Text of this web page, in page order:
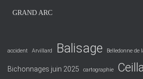
GRAND ARC
accident Arvillard Balisage Belledonne de
Bichonnages juin 2025 cartographie